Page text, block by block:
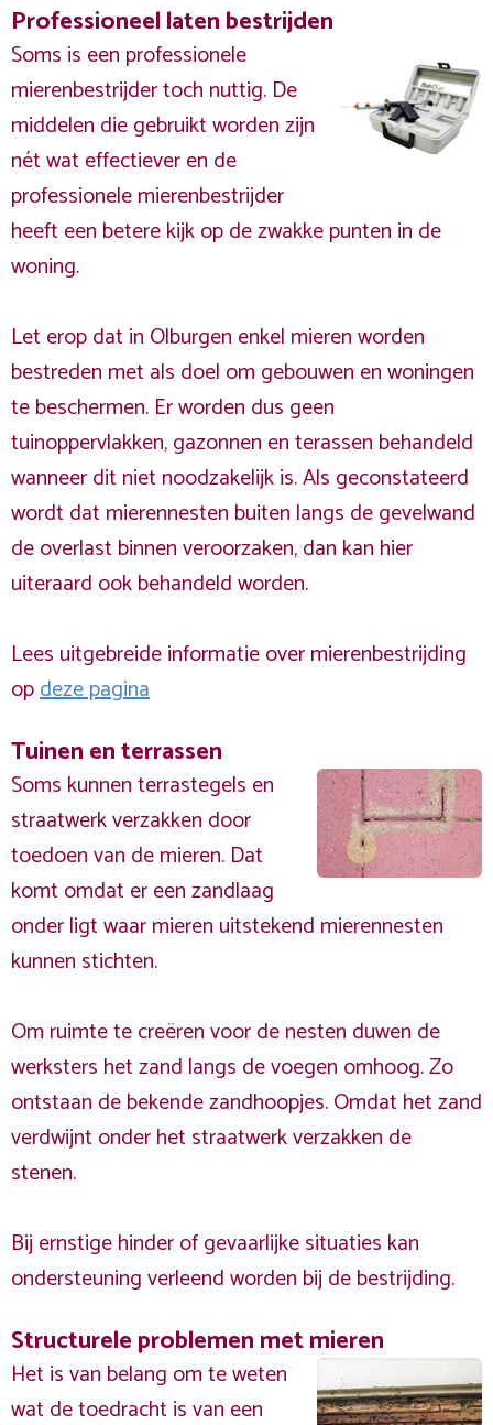
Professioneel laten bestrijden
Soms is een professionele
mierenbestrijder toch nuttig. De
middelen die gebruikt worden zijn
nét wat effectiever en de
professionele mierenbestrijder
heeft een betere kijk op de zwakke punten in de
woning.
Let erop dat in Olburgen enkel mieren worden
bestreden met als doel om gebouwen en woningen
te beschermen. Er worden dus geen
tuinoppervlakken, gazonnen en terassen behandeld
wanneer dit niet noodzakelijk is. Als geconstateerd
wordt dat mierennesten buiten langs de gevelwand
de overlast binnen veroorzaken, dan kan hier
uiteraard ook behandeld worden.
Lees uitgebreide informatie over mierenbestrijding
opdeze pagina
Tuinen en terrassen
Soms kunnen terrastegels en
straatwerk verzakken door
toedoen van de mieren. Dat
komt omdat er een zandlaag
onder ligt waar mieren uitstekend mierennesten
kunnen stichten.
Om ruimte te creëren voor de nesten duwen de
werksters het zand langs de voegen omhoog. Zo
ontstaan de bekende zandhoopjes. Omdat het zand
verdwijnt onder het straatwerk verzakken de
stenen.
Bij ernstige hinder of gevaarlijke situaties kan
ondersteuning verleend worden bij de bestrijding.
Structurele problemen met mieren
Het is van belang om te weten
wat de toedracht is van een